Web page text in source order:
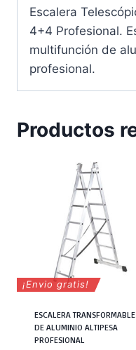
Escalera
4+4 Profesional.
multifunción de
profesional.
Productos
¡Envio gratis!
ESCALERA TRANSFORMABLE
DE ALUMINIO ALTIPESA
PROFESIONAL